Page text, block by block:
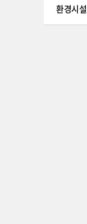
환경시설